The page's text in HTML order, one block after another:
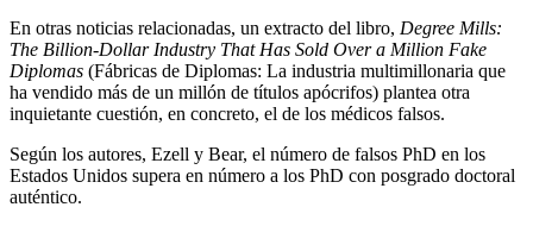
En otras noticias relacionadas, un extracto del libro, Degree Mills:
The Billion-Dollar Industry That Has Sold Over a Million Fake
Diplomas (Fábricas de Diplomas: La industria multimillonaria que
ha vendido más de un millón de títulos apócrifos) plantea otra
inquietante cuestión, en concreto, el de los médicos falsos.
Según los autores, Ezell y Bear, el número de falsos PhD en los
Estados Unidos supera en número a los PhD con posgrado doctoral
auténtico.